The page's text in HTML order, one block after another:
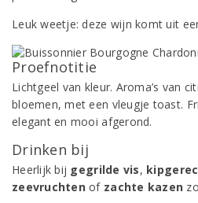
Leuk weetje: deze wijn komt uit
Proefnotitie
Lichtgeel van kleur. Aroma’s van
bloemen, met een vleugje toast.
elegant en mooi afgerond.
Drinken bij
Heerlijk bij gegrilde vis,
zeevruchtenof zachte kazen